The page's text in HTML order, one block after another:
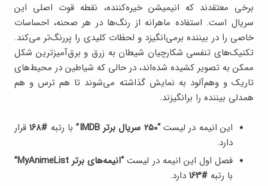
برخی معتقدند که انیمیشن خیره‌کننده، نقطه قوت اصلی این
سریال است. استفاده ماهرانه از رنگ‌ها در هر صحنه، احساسات
خاصی را در بیننده برمی‌انگیزد و لحظات کلیدی را پررنگ‌تر می‌کند.
تکنیک‌های تنفسی شکارچیان شیطان به زرق و برق‌آمیزترین شکل
ممکن به تصویر کشیده شده‌اند، در حالی که شیاطین در محیط‌های
تاریک و وهم‌آلود به نمایش گذاشته می‌شوند تا هم ترس و هم
همدلی بیننده را برانگیزند.
این انیمه در لیست“۲۵۰ سریال برتر IMDB” با رتبه #۱۶۸
قرار
دارد.
فصل اول این انیمه در لیست“انیمه‌های برتر MyAnimeList”
با رتبه #۱۶۳
دارد.